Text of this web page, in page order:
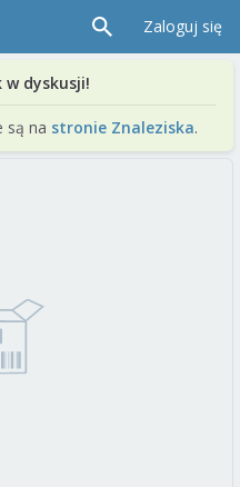
Zaloguj się
w dyskusji!
są na stronie Znaleziska.